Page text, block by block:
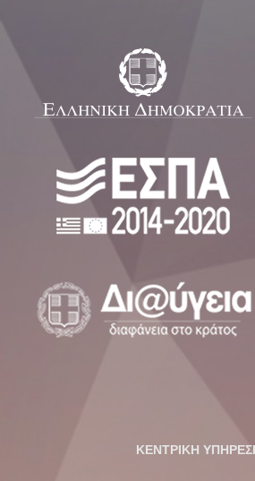
ΚΕΝΤΡΙΚΗ